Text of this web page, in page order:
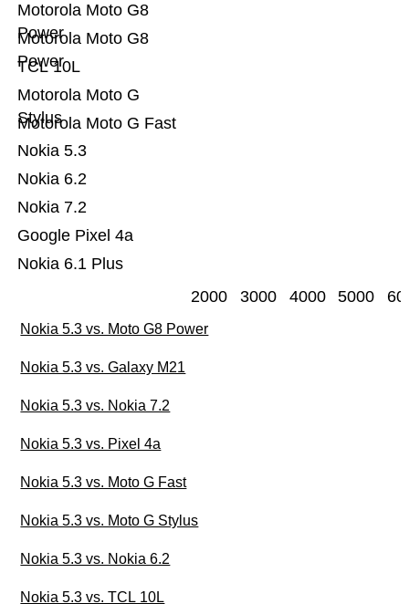
Nokia 6.1 Plus
Google Pixel 4a
Nokia 7.2
Nokia 6.2
Nokia 5.3
Motorola Moto G Fast
Motorola Moto G
Stylus
TCL 10L
Motorola Moto G8
Power
Motorola Moto G8
Power
2000 3000 4000 5000
Nokia 5.3 vs. Moto G8 Power
Nokia 5.3 vs. Galaxy M21
Nokia 5.3 vs. Nokia 7.2
Nokia 5.3 vs. Pixel 4a
Nokia 5.3 vs. Moto G Fast
Nokia 5.3 vs. Moto G Stylus
Nokia 5.3 vs. Nokia 6.2
Nokia 5.3 vs. TCL 10L